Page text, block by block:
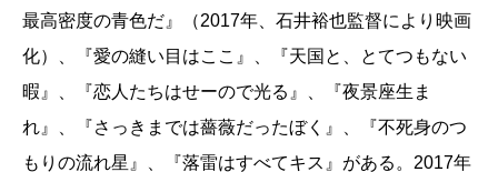
最高密度の青色だ』（2017年、石井裕也監督により映画
化）、『愛の縫い目はここ』、『天国と、とてつもない
暇』、『恋人たちはせーので光る』、『夜景座生ま
れ』、『さっきまでは薔薇だったぼく』、『不死身のつ
もりの流れ星』、『落雷はすべてキス』がある。2017年